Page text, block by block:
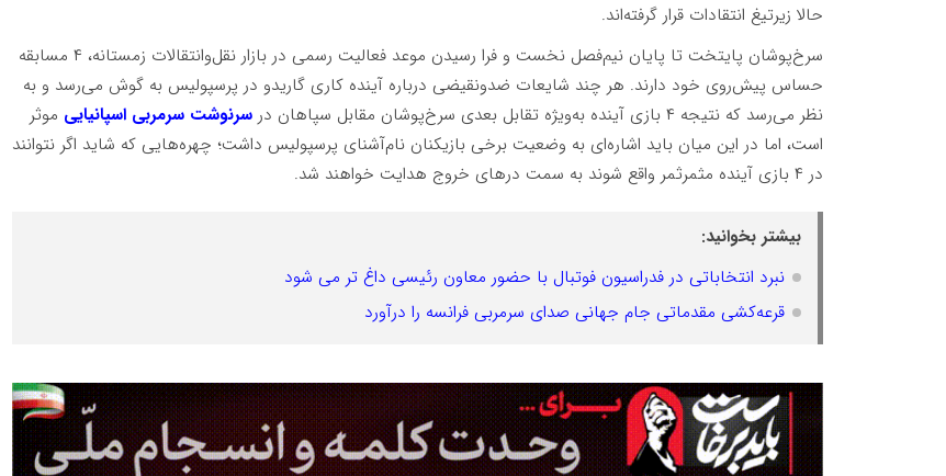
حالا زیرتیغ انتقادات قرار گرفته‌اند.
سرخ‌پوشان پایتخت تا پایان نیم‌فصل نخست و فرا رسیدن موعد فعالیت رسمی در بازار نقل‌وانتقالات زمستانه، ۴ مسابقه
حساس پیش‌روی خود دارند. هر چند شایعات ضدونقیضی درباره آینده کاری گاریدو در پرسپولیس به گوش می‌رسد و به
نظر می‌رسد که نتیجه ۴ بازی آینده به‌ویژه تقابل بعدی سرخ‌پوشان مقابل سپاهان در
سرنوشت سرمربی اسپانیایی موثر
است، اما در این میان باید اشاره‌ای به وضعیت برخی بازیکنان نام‌آشنای پرسپولیس داشت؛ چهره‌هایی که شاید اگر نتوانند
در ۴ بازی آینده مثمرثمر واقع شوند به سمت در‌های خروج هدایت خواهند شد.
بیشتر بخوانید:
نبرد انتخاباتی در فدراسیون فوتبال با حضور معاون رئیسی داغ تر می شود
قرعه‌کشی مقدماتی جام جهانی صدای سرمربی فرانسه را درآورد